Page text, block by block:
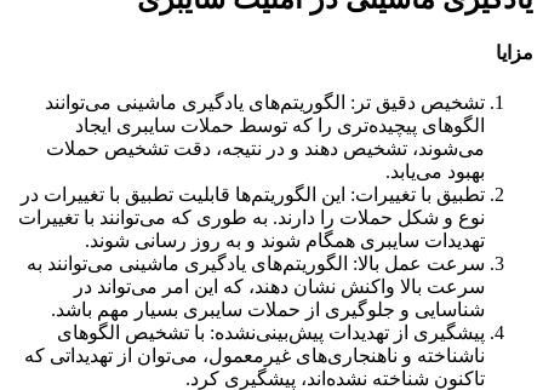
مزایا
تشخیص دقیق تر: الگوریتم‌های یادگیری ماشینی می‌توانند
الگوهای پیچیده‌تری را که توسط حملات سایبری ایجاد
می‌شوند، تشخیص دهند و در نتیجه، دقت تشخیص حملات
بهبود می‌یابد.
تطبیق با تغییرات: این الگوریتم‌ها قابلیت تطبیق با تغییرات در
نوع و شکل حملات را دارند. به طوری که می‌توانند با تغییرات
تهدیدات سایبری همگام شوند و به روز رسانی شوند.
سرعت عمل بالا: الگوریتم‌های یادگیری ماشینی می‌توانند به
سرعت بالا واکنش نشان دهند، که این امر می‌تواند در
شناسایی و جلوگیری از حملات سایبری بسیار مهم باشد.
پیشگیری از تهدیدات پیش‌بینی‌نشده: با تشخیص الگوهای
ناشناخته و ناهنجاری‌های غیرمعمول، می‌توان از تهدیداتی که
تاکنون شناخته نشده‌اند، پیشگیری کرد.